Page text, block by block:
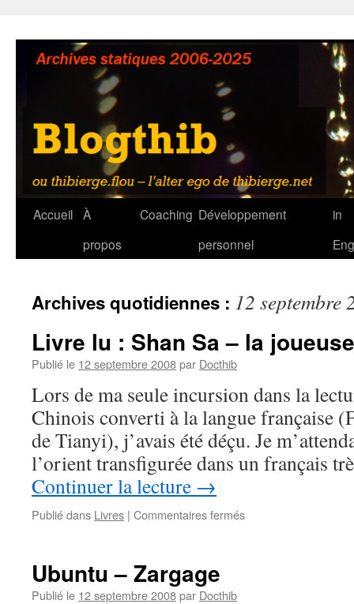
contenu
Accueil À
propos
Coaching Développement
personnel
in
Archives quotidiennes : 12 septembre
Livre lu : Shan Sa – la
Publié le 12 septembre 2008par Docthib
Lors de ma seule incursion dans la
Chinois converti à la langue française
de Tianyi), j’avais été déçu. Je
l’orient transfigurée dans un français
Continuer la lecture →
Publié dans Livres | Commentaires ferméssur
Ubuntu – Zargage
Publié le 12 septembre 2008par Docthib